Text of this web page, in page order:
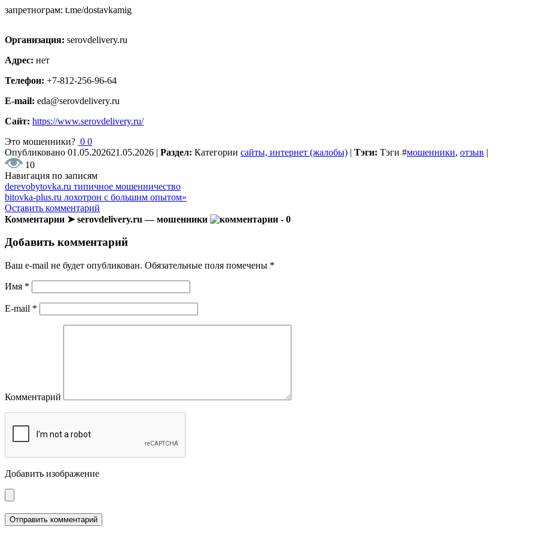
запретнограм: t.me/dostavkamig
Организация: serovdelivery.ru
Адрес: нет
Телефон: +7-812-256-96-64
E-mail: eda@serovdelivery.ru
Сайт: https://www.serovdelivery.ru/
Это мошенники? 0 0
Опубликовано 01.05.202621.05.2026 | Раздел: Категории сайты, интернет (жалобы) | Тэги: Тэги #мошенники, отзыв |
10
Навигация по записям
derevobytovka.ru типичное мошенничество
bitovka-plus.ru лохотрон с большим опытом»
Оставить комментарий
Комментарии ➤ serovdelivery.ru — мошенники
- 0
Добавить комментарий
Ваш e-mail не будет опубликован. Обязательные поля помечены *
Имя *
E-mail *
Комментарий
Добавить изображение